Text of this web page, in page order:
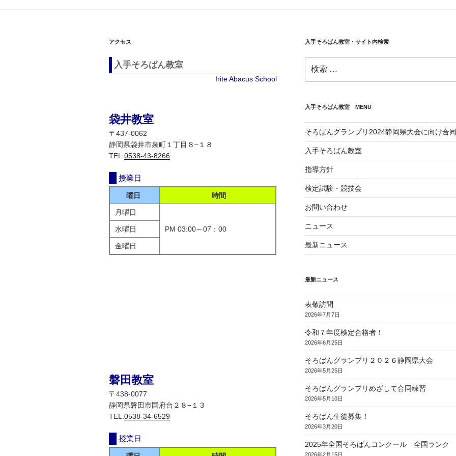
ョ
ン
アクセス
入手そろばん教室
Irite Abacus School
袋井教室
〒437-0062
静岡県袋井市泉町１丁目８−１８
TEL.0538-43-8266
授業日
曜日 時間
月曜日
PM 03:00～07：00
水曜日
金曜日
磐田教室
〒438-0077
静岡県磐田市国府台２８−１３
TEL.0538-34-6529
授業日
入手そろばん教室・サイト内検索
索:
入手そろばん教室 MENU
そろばんグランプリ2024静岡県大会に向け合
入手そろばん教室
指導方針
検定試験・競技会
お問い合わせ
ニュース
最新ニュース
最新ニュース
表敬訪問
2026年7月7日
令和７年度検定合格者！
2026年6月25日
そろばんグランプリ２０２６静岡県大会
2026年5月25日
そろばんグランプリめざして合同練習
2026年5月10日
そろばん生徒募集！
2026年3月20日
2025年全国そろばんコンクール 全国ランク
2026年2月15日